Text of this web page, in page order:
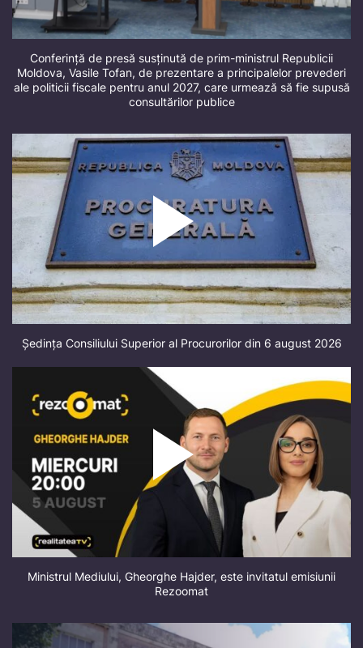
Conferință de presă susținută de prim-ministrul Republicii
Moldova, Vasile Tofan, de prezentare a principalelor prevederi
ale politicii fiscale pentru anul 2027, care urmează să fie supusă
consultărilor publice
Ședința Consiliului Superior al Procurorilor din 6 august 2026
Ministrul Mediului, Gheorghe Hajder, este invitatul emisiunii
Rezoomat